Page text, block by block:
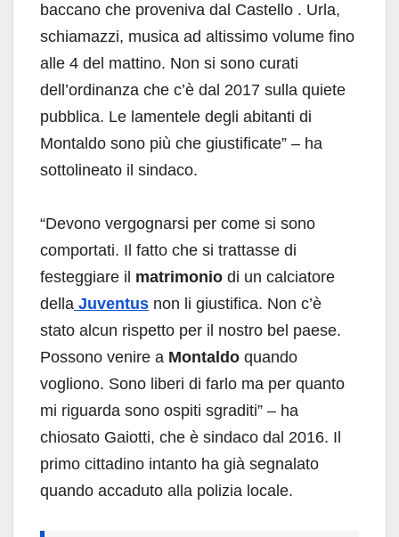
baccano che proveniva dal Castello . Urla,
schiamazzi, musica ad altissimo volume fino
alle 4 del mattino. Non si sono curati
dell’ordinanza che c’è dal 2017 sulla quiete
pubblica. Le lamentele degli abitanti di
Montaldo sono più che giustificate” – ha
sottolineato il sindaco.
“Devono vergognarsi per come si sono
comportati. Il fatto che si trattasse di
festeggiare il matrimonio di un calciatore
della Juventus non li giustifica. Non c’è
stato alcun rispetto per il nostro bel paese.
Possono venire a Montaldo quando
vogliono. Sono liberi di farlo ma per quanto
mi riguarda sono ospiti sgraditi” – ha
chiosato Gaiotti, che è sindaco dal 2016. Il
primo cittadino intanto ha già segnalato
quando accaduto alla polizia locale.